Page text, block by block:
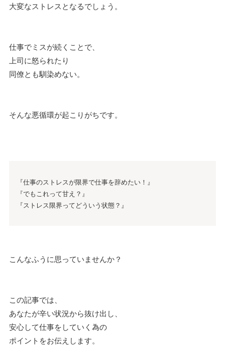
大変なストレスとなるでしょう。
仕事でミスが続くことで、
上司に怒られたり
同僚とも馴染めない。
そんな悪循環が起こりがちです。
『仕事のストレスが限界で仕事を辞めたい！』
『でもこれって甘え？』
『ストレス限界ってどういう状態？』
こんなふうに思っていませんか？
この記事では、
あなたが辛い状況から抜け出し、
安心して仕事をしていく為の
ポイントをお伝えします。